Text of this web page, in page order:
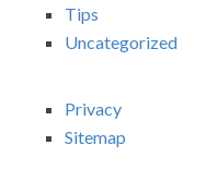
Tips
Uncategorized
Privacy
Sitemap